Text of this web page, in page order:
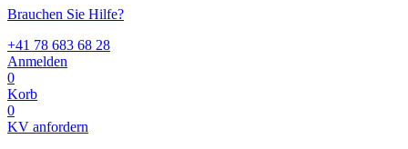
Brauchen Sie Hilfe?
+41 78 683 68 28
Anmelden
0
Korb
0
KV anfordern